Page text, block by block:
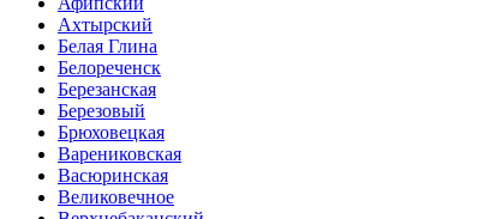
Ахтырский
Белая Глина
Белореченск
Березанская
Березовый
Брюховецкая
Варениковская
Васюринская
Великовечное